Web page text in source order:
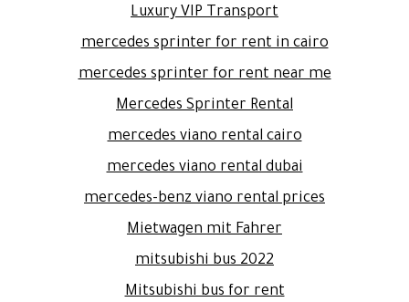
Luxury VIP Transport
mercedes sprinter for rent in cairo
mercedes sprinter for rent near me
Mercedes Sprinter Rental
mercedes viano rental cairo
mercedes viano rental dubai
mercedes-benz viano rental prices
Mietwagen mit Fahrer
mitsubishi bus 2022
Mitsubishi bus for rent